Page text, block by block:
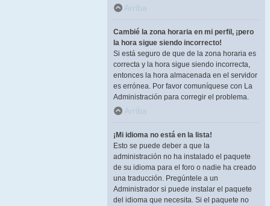
Arriba
Cambié la zona horaria en mi perfil, ¡pero
la hora sigue siendo incorrecto!
Si está seguro de que de la zona horaria es
correcta y la hora sigue siendo incorrecta,
entonces la hora almacenada en el servidor
es errónea. Por favor comuníquese con La
Administración para corregir el problema.
Arriba
¡Mi idioma no está en la lista!
Esto se puede deber a que la
administración no ha instalado el paquete
de su idioma para el foro o nadie ha creado
una traducción. Pregúntele a un
Administrador si puede instalar el paquete
del idioma que necesita. Si el paquete no